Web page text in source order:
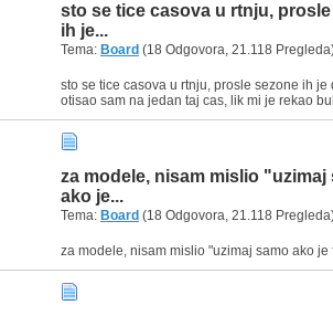
sto se tice casova u rtnju,
ih je...
Tema: Board (18 Odgovora, 21.118
otisao sam na jedan taj cas, lik mi je rekao bukvalno 2 recenice i posle
za modele, nisam mislio "uzimaj
ako je...
Tema: Board (18 Odgovora, 21.118